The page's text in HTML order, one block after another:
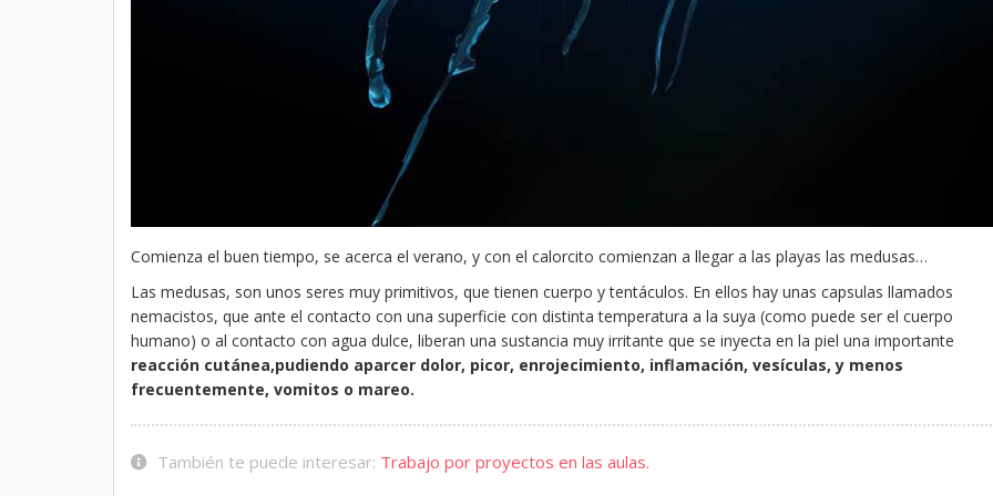
Comienza el buen tiempo, se acerca el verano, y con el calorcito comienzan a llegar a las playas las medusas…
Las medusas, son unos seres muy primitivos, que tienen cuerpo y tentáculos. En ellos hay unas capsulas llamados
nemacistos, que ante el contacto con una superficie con distinta temperatura a la suya (como puede ser el cuerpo
humano) o al contacto con agua dulce, liberan una sustancia muy irritante que se inyecta en la piel una importante
reacción cutánea,pudiendo aparcer dolor, picor, enrojecimiento, inflamación, vesículas, y menos
frecuentemente, vomitos o mareo.
También te puede interesar: Trabajo por proyectos en las aulas.